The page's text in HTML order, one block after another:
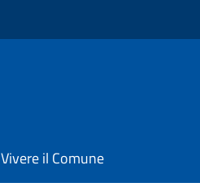
Vivere il Comune